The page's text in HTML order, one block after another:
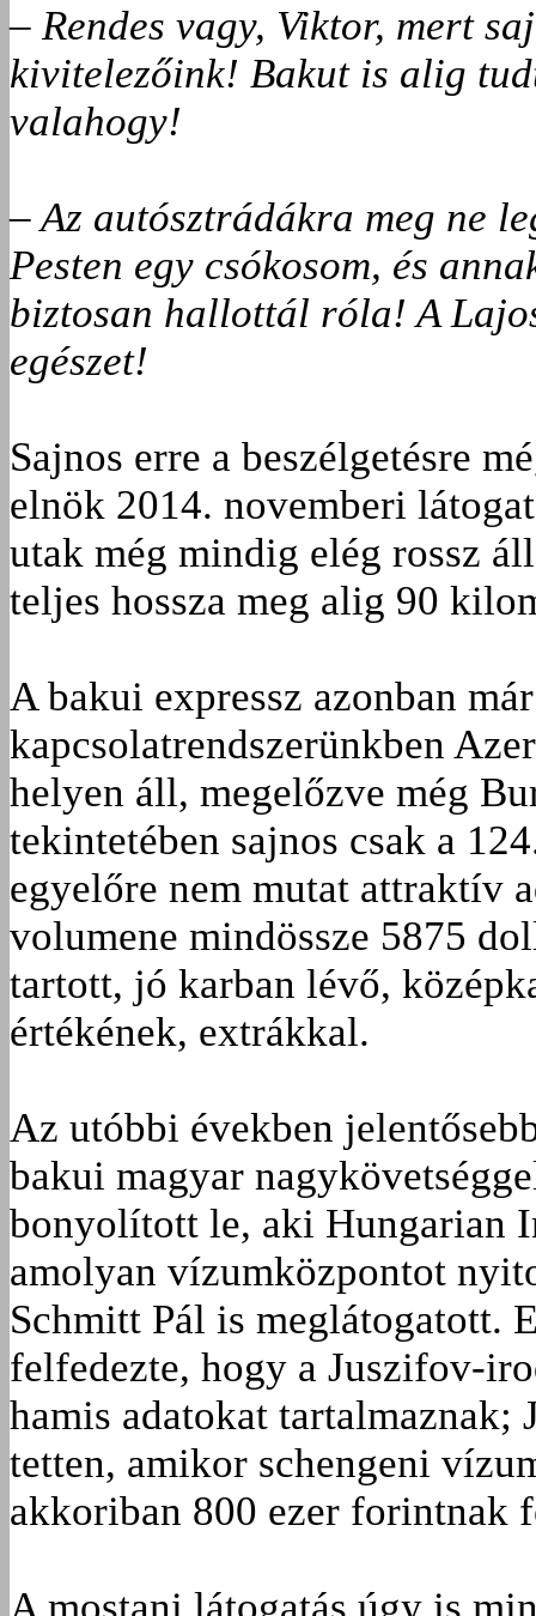
– Rendes vagy, Viktor, mert
kivitelezőink! Bakut is alig
valahogy!
– Az autósztrádákra meg ne
Pesten egy csókosom, és
biztosan hallottál róla! A
egészet!
Sajnos erre a beszélgetésre
elnök 2014. novemberi
utak még mindig elég rossz
teljes hossza meg alig 90
A bakui expressz azonban
kapcsolatrendszerünkben
helyen áll, megelőzve még
tekintetében sajnos csak a
egyelőre nem mutat attraktív
volumene mindössze 5875
tartott, jó karban lévő,
értékének, extrákkal.
Az utóbbi években
bakui magyar
bonyolított le, aki Hungarian
amolyan vízumközpontot
Schmitt Pál is meglátogatott.
felfedezte, hogy a Juszifov-
hamis adatokat
tetten, amikor schengeni
akkoriban 800 ezer forintnak